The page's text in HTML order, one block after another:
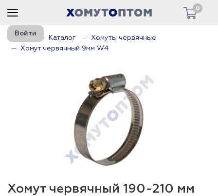
0
Войти
Главная Каталог
Хомуты червячные
Хомут червячный 9мм W4
Хомут червячный 190-210 мм